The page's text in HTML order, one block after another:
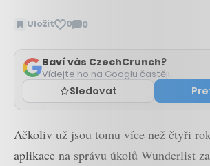
Uložit 0 0
Zobrazit
Baví vás CzechCrunch?
Vídejte ho na Googlu častěji.
Sledovat
Ačkoliv už jsou tomu více než čtyři
aplikace na správu úkolů Wunderlist